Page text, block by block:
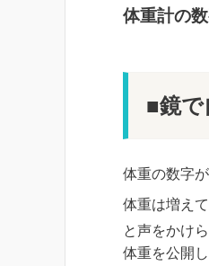
体重計の
■鏡で
体重の数字
体重は増えて
と声をかけ
体重を公開